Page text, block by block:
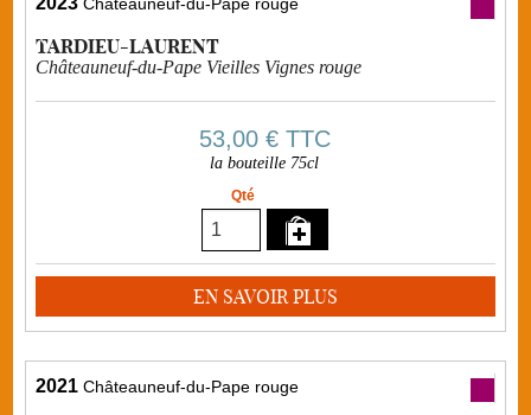
Châteauneuf-du-Pape rouge
TARDIEU-LAURENT
Châteauneuf-du-Pape Vieilles Vignes rouge
53,00 €TTC
la bouteille 75cl
Qté
EN SAVOIR PLUS
2021 Châteauneuf-du-Pape rouge